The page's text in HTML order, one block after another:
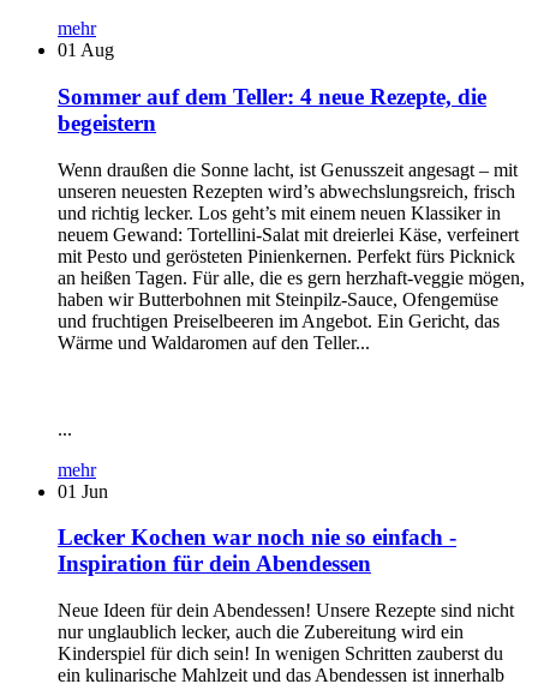
mehr
01 Aug
Sommer auf dem Teller: 4 neue Rezepte, die
begeistern
Wenn draußen die Sonne lacht, ist Genusszeit angesagt – mit
unseren neuesten Rezepten wird’s abwechslungsreich, frisch
und richtig lecker. Los geht’s mit einem neuen Klassiker in
neuem Gewand: Tortellini-Salat mit dreierlei Käse, verfeinert
mit Pesto und gerösteten Pinienkernen. Perfekt fürs Picknick
an heißen Tagen. Für alle, die es gern herzhaft-veggie mögen,
haben wir Butterbohnen mit Steinpilz-Sauce, Ofengemüse
und fruchtigen Preiselbeeren im Angebot. Ein Gericht, das
Wärme und Waldaromen auf den Teller...
...
mehr
01 Jun
Lecker Kochen war noch nie so einfach -
Inspiration für dein Abendessen
Neue Ideen für dein Abendessen! Unsere Rezepte sind nicht
nur unglaublich lecker, auch die Zubereitung wird ein
Kinderspiel für dich sein! In wenigen Schritten zauberst du
ein kulinarische Mahlzeit und das Abendessen ist innerhalb